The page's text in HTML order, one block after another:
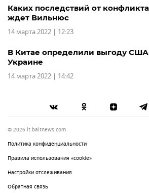
Каких последствий от
ждет Вильнюс
14 марта 2022 | 12:23
В Китае определили выгоду США
Украине
14 марта 2022 | 14:42
© 2026 lt.baltnews.com
Политика конфиденциальности
Правила использования «cookie»
Настройки отслеживания
Обратная связь